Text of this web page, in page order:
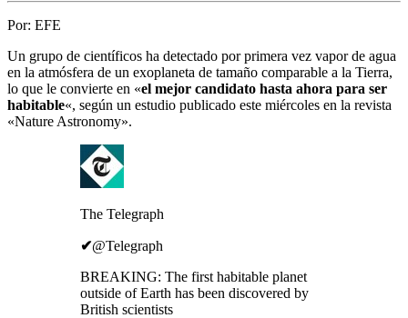
Por: EFE
Un grupo de científicos ha detectado por primera vez vapor de agua
en la atmósfera de un exoplaneta de tamaño comparable a la Tierra,
lo que le convierte en «el mejor candidato hasta ahora para ser
habitable«, según un estudio publicado este miércoles en la revista
«Nature Astronomy».
The Telegraph
✔@Telegraph
BREAKING: The first habitable planet
outside of Earth has been discovered by
British scientists